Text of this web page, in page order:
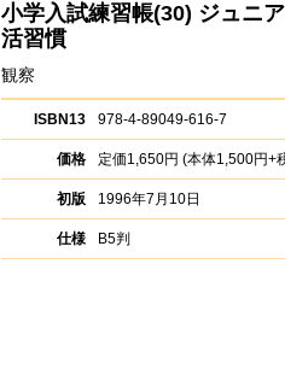
小学入試練習帳(30) ジュニ
活習慣
観察
ISBN13 978-4-89049-616-7
価格 定価1,650円 (本体1,500円+
初版 1996年7月10日
仕様 B5判